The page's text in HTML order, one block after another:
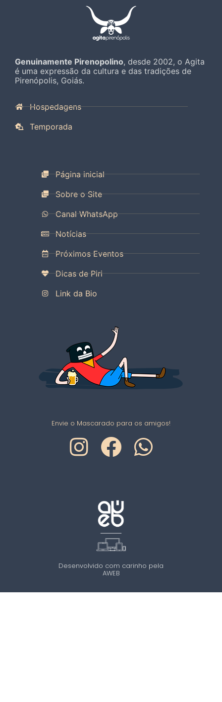
Genuinamente Pirenopolino, desde 2002, o Agita
é uma expressão da cultura e das tradições de
Pirenópolis, Goiás.
Hospedagens
Temporada
Página inicial
Sobre o Site
Canal WhatsApp
Notícias
Próximos Eventos
Dicas de Piri
Link da Bio
Envie o Mascarado para os amigos!
Desenvolvido com carinho pela
AWEB